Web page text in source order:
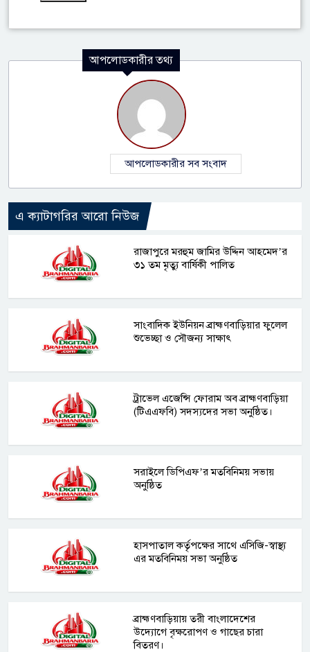
আপলোডকারীর তথ্য
আপলোডকারীর সব সংবাদ
এ ক্যাটাগরির আরো নিউজ
রাজাপুরে মরহুম জামির উদ্দিন আহমেদ’র
৩১ তম মৃত্যু বার্ষিকী পালিত
সাংবাদিক ইউনিয়ন ব্রাহ্মণবাড়িয়ার ফুলেল
শুভেচ্ছা ও সৌজন্য সাক্ষাৎ
ট্রাভেল এজেন্সি ফোরাম অব ব্রাহ্মণবাড়িয়া
(টিএএফবি) সদস্যদের সভা অনুষ্ঠিত।
সরাইলে ডিপিএফ’র মতবিনিময় সভায়
অনুষ্ঠিত
হাসপাতাল কর্তৃপক্ষের সাথে এসিজি-স্বাস্থ্য
এর মতবিনিময় সভা অনুষ্ঠিত
ব্রাহ্মণবাড়িয়ায় তরী বাংলাদেশের
উদ্যোগে বৃক্ষরোপণ ও গাছের চারা
বিতরণ।